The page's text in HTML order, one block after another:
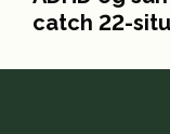
catch 22-